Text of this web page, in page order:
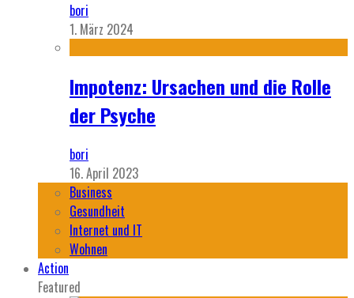
bori
1. März 2024
Impotenz: Ursachen und die Rolle
der Psyche
bori
16. April 2023
Business
Gesundheit
Internet und IT
Wohnen
Action
Featured